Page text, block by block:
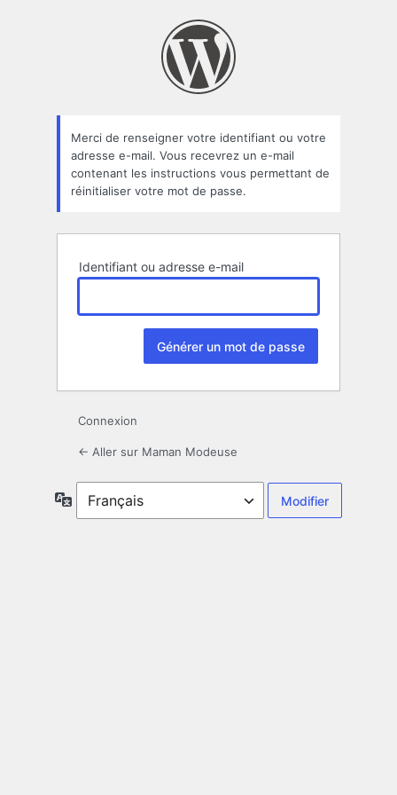
oublié
Merci de renseigner votre identifiant ou votre
adresse e-mail. Vous recevrez un e-mail
contenant les instructions vous permettant de
réinitialiser votre mot de passe.
Identifiant ou adresse e-mail
Connexion
← Aller sur Maman Modeuse
Langue